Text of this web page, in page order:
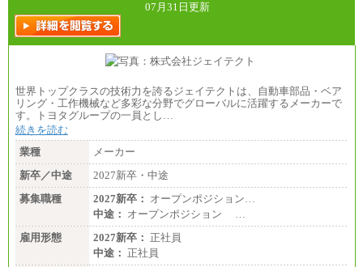
訪日事業職 月給202,000～227,000円＋地域間調整
給
※詳細はJTBキャリアサイトよりご確認ください。
■(株)JTBビジネストランスフォーム
総合職 月給205,000～225,000円＋地域間調整給
※詳細はJTBキャリアサイトよりご確認ください。
■(株)JTBデータサービス ※2027年新卒募集終了
※詳細はJTBキャリアサイトよりご確認ください。
■I&Jデジタルイノベーション(株)
総合職 月給224,500～242,600円＋地域手当
※詳細はJTBキャリアサイトよりご確認ください。
＜有期社員コース＞
■(株)JTBビジネストランスフォーム
有期契約職 月給185,000～195,000円
※詳細はJTBキャリアサイトよりご確認ください。
07月31日更新
世界トップクラスの技術力を誇るジェイテクトは、自動車部品・ベア
リング・工作機械など多彩な分野でグローバルに活躍するメーカーで
す。トヨタグループの一員とし…
続きを読む
業種
メーカー
新卒／中途
2027新卒・中途
募集職種
2027新卒： オープンポジション…
中途： オープンポジション …
雇用形態
2027新卒： 正社員
中途： 正社員